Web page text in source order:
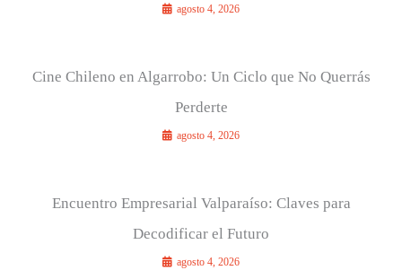
agosto 4, 2026
Cine Chileno en Algarrobo: Un Ciclo que No Querrás
Perderte
agosto 4, 2026
Encuentro Empresarial Valparaíso: Claves para
Decodificar el Futuro
agosto 4, 2026